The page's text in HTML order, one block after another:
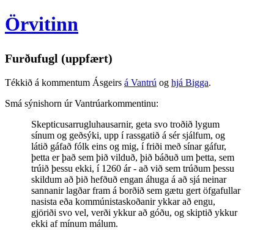
Örvitinn
Furðufugl (uppfært)
Tékkið á kommentum Ásgeirs á Vantrú og hjá Bigga.
Smá sýnishorn úr Vantrúarkommentinu:
Skepticusarrugluhausarnir, geta svo troðið lygum
sínum og geðsýki, upp í rassgatið á sér sjálfum, og
látið gáfað fólk eins og mig, í friði með sínar gáfur,
þetta er það sem þið vilduð, þið báðuð um þetta, sem
trúið þessu ekki, í 1260 ár - að við sem trúðum þessu
skildum að þið hefðuð engan áhuga á að sjá neinar
sannanir lagðar fram á borðið sem gætu gert öfgafullar
nasista eða kommúnistaskoðanir ykkar að engu,
gjöriði svo vel, verði ykkur að góðu, og skiptið ykkur
ekki af mínum málum.